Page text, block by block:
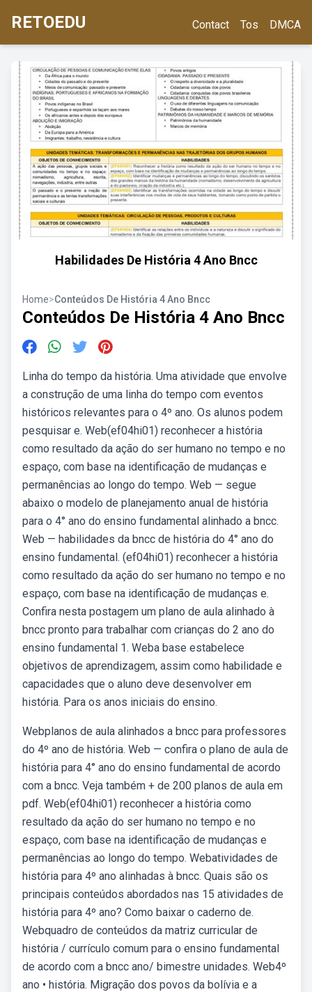
RETOEDU Contact Tos DMCA
Habilidades De História 4 Ano Bncc
Home>Conteúdos De História 4 Ano Bncc
Conteúdos De História 4 Ano Bncc
Linha do tempo da história. Uma atividade que envolve
a construção de uma linha do tempo com eventos
históricos relevantes para o 4º ano. Os alunos podem
pesquisar e. Web(ef04hi01) reconhecer a história
como resultado da ação do ser humano no tempo e no
espaço, com base na identificação de mudanças e
permanências ao longo do tempo. Web — segue
abaixo o modelo de planejamento anual de história
para o 4° ano do ensino fundamental alinhado a bncc.
Web — habilidades da bncc de história do 4° ano do
ensino fundamental. (ef04hi01) reconhecer a história
como resultado da ação do ser humano no tempo e no
espaço, com base na identificação de mudanças e.
Confira nesta postagem um plano de aula alinhado à
bncc pronto para trabalhar com crianças do 2 ano do
ensino fundamental 1. Weba base estabelece
objetivos de aprendizagem, assim como habilidade e
capacidades que o aluno deve desenvolver em
história. Para os anos iniciais do ensino.
Webplanos de aula alinhados a bncc para professores
do 4º ano de história. Web — confira o plano de aula de
história para 4° ano do ensino fundamental de acordo
com a bncc. Veja também + de 200 planos de aula em
pdf. Web(ef04hi01) reconhecer a história como
resultado da ação do ser humano no tempo e no
espaço, com base na identificação de mudanças e
permanências ao longo do tempo. Webatividades de
história para 4º ano alinhadas à bncc. Quais são os
principais conteúdos abordados nas 15 atividades de
história para 4º ano? Como baixar o caderno de.
Webquadro de conteúdos da matriz curricular de
história / currículo comum para o ensino fundamental
de acordo com a bncc ano/ bimestre unidades. Web4º
ano • história. Migração dos povos da bolívia e a